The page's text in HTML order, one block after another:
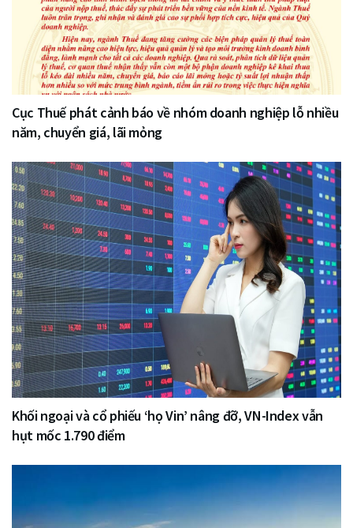
Cục Thuế phát cảnh báo về nhóm doanh nghiệp lỗ nhiều
năm, chuyển giá, lãi mỏng
Khối ngoại và cổ phiếu ‘họ Vin’ nâng đỡ, VN-Index vẫn
hụt mốc 1.790 điểm